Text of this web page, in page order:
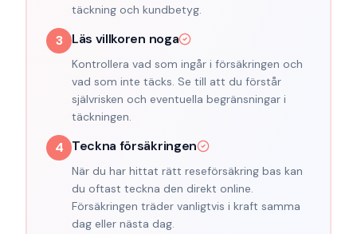
täckning och kundbetyg.
3 Läs villkoren noga
Kontrollera vad som ingår i försäkringen och
vad som inte täcks. Se till att du förstår
självrisken och eventuella begränsningar i
täckningen.
4 Teckna försäkringen
När du har hittat rätt reseförsäkring bas kan
du oftast teckna den direkt online.
Försäkringen träder vanligtvis i kraft samma
dag eller nästa dag.